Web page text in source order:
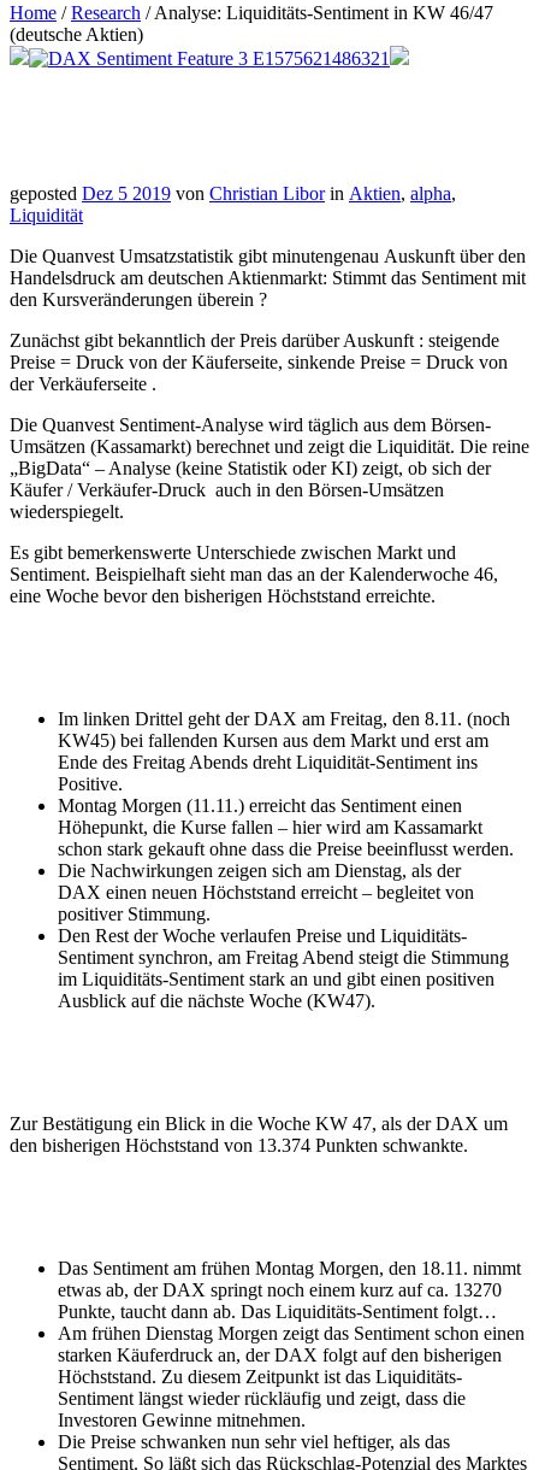
Home / Research / Analyse: Liquiditäts-Sentiment in KW 46/47
(deutsche Aktien)
geposted Dez 5 2019 von Christian Libor in Aktien, alpha,
Liquidität
Die Quanvest Umsatzstatistik gibt minutengenau Auskunft über den
Handelsdruck am deutschen Aktienmarkt: Stimmt das Sentiment mit
den Kursveränderungen überein ?
Zunächst gibt bekanntlich der Preis darüber Auskunft : steigende
Preise = Druck von der Käuferseite, sinkende Preise = Druck von
der Verkäuferseite .
Die Quanvest Sentiment-Analyse wird täglich aus dem Börsen-
Umsätzen (Kassamarkt) berechnet und zeigt die Liquidität. Die reine
„BigData“ – Analyse (keine Statistik oder KI) zeigt, ob sich der
Käufer / Verkäufer-Druck auch in den Börsen-Umsätzen
wiederspiegelt.
Es gibt bemerkenswerte Unterschiede zwischen Markt und
Sentiment. Beispielhaft sieht man das an der Kalenderwoche 46,
eine Woche bevor den bisherigen Höchststand erreichte.
Im linken Drittel geht der DAX am Freitag, den 8.11. (noch
KW45) bei fallenden Kursen aus dem Markt und erst am
Ende des Freitag Abends dreht Liquidität-Sentiment ins
Positive.
Montag Morgen (11.11.) erreicht das Sentiment einen
Höhepunkt, die Kurse fallen – hier wird am Kassamarkt
schon stark gekauft ohne dass die Preise beeinflusst werden.
Die Nachwirkungen zeigen sich am Dienstag, als der
DAX einen neuen Höchststand erreicht – begleitet von
positiver Stimmung.
Den Rest der Woche verlaufen Preise und Liquiditäts-
Sentiment synchron, am Freitag Abend steigt die Stimmung
im Liquiditäts-Sentiment stark an und gibt einen positiven
Ausblick auf die nächste Woche (KW47).
Zur Bestätigung ein Blick in die Woche KW 47, als der DAX um
den bisherigen Höchststand von 13.374 Punkten schwankte.
Das Sentiment am frühen Montag Morgen, den 18.11. nimmt
etwas ab, der DAX springt noch einem kurz auf ca. 13270
Punkte, taucht dann ab. Das Liquiditäts-Sentiment folgt…
Am frühen Dienstag Morgen zeigt das Sentiment schon einen
starken Käuferdruck an, der DAX folgt auf den bisherigen
Höchststand. Zu diesem Zeitpunkt ist das Liquiditäts-
Sentiment längst wieder rückläufig und zeigt, dass die
Investoren Gewinne mitnehmen.
Die Preise schwanken nun sehr viel heftiger, als das
Sentiment. So läßt sich das Rückschlag-Potenzial des Marktes